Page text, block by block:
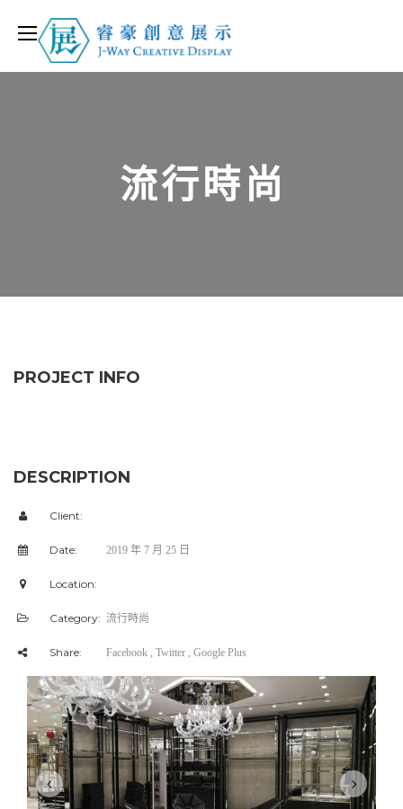
流行時尚
PROJECT INFO
DESCRIPTION
Client:
Date: 2019 年 7 月 25 日
Location:
Category: 流行時尚
Share: Facebook , Twitter , Google Plus